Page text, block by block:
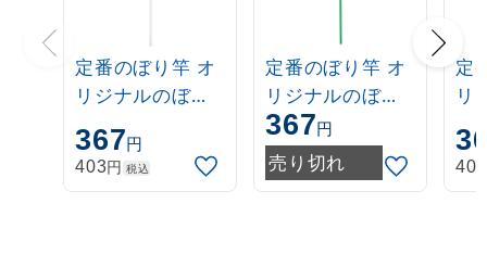
定番のぼり竿 オ
リジナルのぼり
ポール 1.6～3m
伸縮式 白
(30537***)
367円
403円 税込
定番のぼり竿 オ
リジナルのぼり
ポール 1.6～3m
伸縮式 緑
(30537GRN)
367円
売り切れ
定
リ
ポ
伸
403